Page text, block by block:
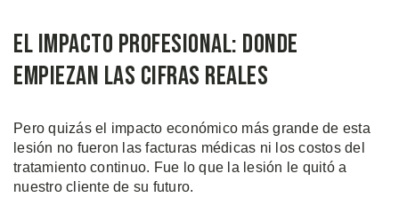
El Impacto Profesional: Donde
Empiezan las Cifras Reales
Pero quizás el impacto económico más grande de esta
lesión no fueron las facturas médicas ni los costos del
tratamiento continuo. Fue lo que la lesión le quitó a
nuestro cliente de su futuro.